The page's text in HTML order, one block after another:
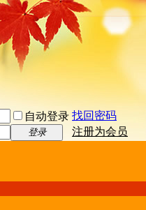
自动登录 找回密码
登录
注册为会员